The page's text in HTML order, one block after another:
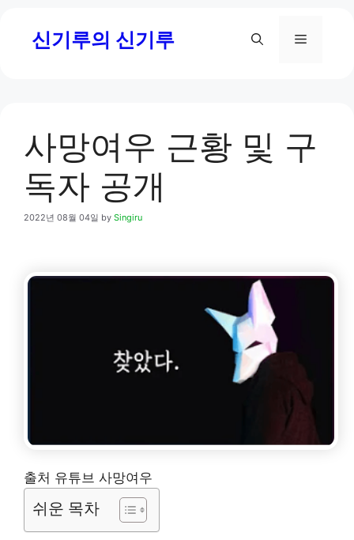
신기루의 신기루 Menu
사망여우 근황 및 구
독자 공개
2022년 08월 04일 by Singiru
출처 유튜브 사망여우
쉬운 목차